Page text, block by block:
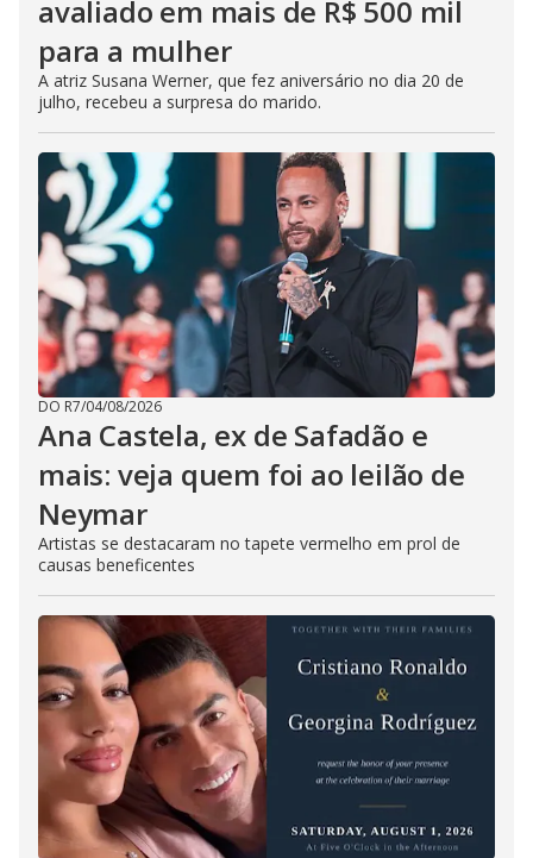
avaliado em mais de R$ 500 mil
para a mulher
A atriz Susana Werner, que fez aniversário no dia 20 de
julho, recebeu a surpresa do marido.
DO R7/04/08/2026
Ana Castela, ex de Safadão e
mais: veja quem foi ao leilão de
Neymar
Artistas se destacaram no tapete vermelho em prol de
causas beneficentes